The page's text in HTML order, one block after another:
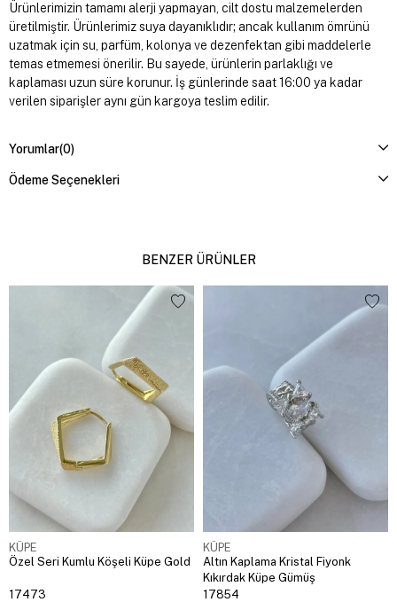
Ürünlerimizin tamamı alerji yapmayan, cilt dostu malzemelerden
üretilmiştir. Ürünlerimiz suya dayanıklıdır; ancak kullanım ömrünü
uzatmak için su, parfüm, kolonya ve dezenfektan gibi maddelerle
temas etmemesi önerilir. Bu sayede, ürünlerin parlaklığı ve
kaplaması uzun süre korunur. İş günlerinde saat 16:00 ya kadar
verilen siparişler aynı gün kargoya teslim edilir.
Yorumlar(0)
Ödeme Seçenekleri
BENZER ÜRÜNLER
KÜPE
Özel Seri Kumlu Köşeli Küpe Gold
17473
KÜPE
Altın Kaplama Kristal Fiyonk
Kıkırdak Küpe Gümüş
17854